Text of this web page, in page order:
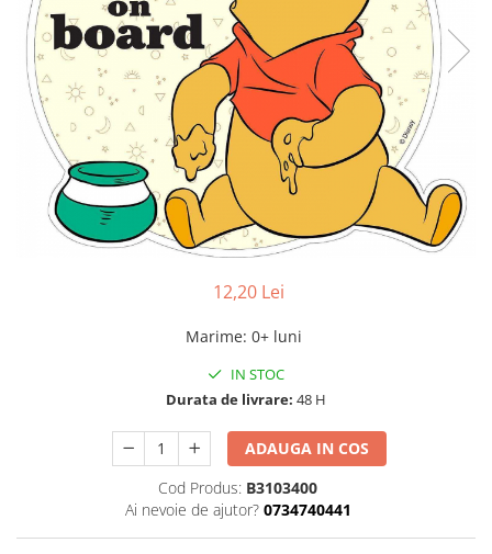
12,20 Lei
Marime: 0+ luni
IN STOC
Durata de livrare: 48 H
ADAUGA IN COS
Cod Produs: B3103400
Ai nevoie de ajutor? 0734740441